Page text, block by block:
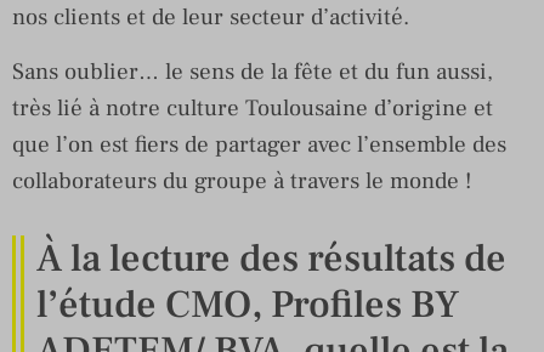
nos clients et de leur secteur d’activité.
Sans oublier… le sens de la fête et du fun aussi,
très lié à notre culture Toulousaine d’origine et
que l’on est fiers de partager avec l’ensemble des
collaborateurs du groupe à travers le monde !
À la lecture des résultats de
l’étude CMO, Profiles BY